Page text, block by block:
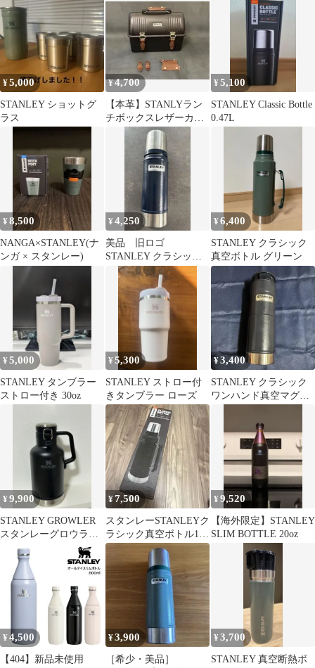
チ
¥5,000
STANLEY ショットグ
ラス
¥4,700
【本革】STANLYラン
チボックスレザーカバ
ー レザーカスタム
ランチボックス
¥5,100
STANLEY Classic Bottle
0.47L
¥8,500
NANGA×STANLEY(ナ
ンガ × スタンレー)
¥4,250
美品 旧ロゴ
STANLEY クラシック
真空ボトル 0.5L
¥6,400
STANLEY クラシック
真空ボトル グリーン
¥5,000
STANLEY タンブラー
ストロー付き 30oz
¥5,300
STANLEY ストロー付
きタンブラー ローズ
¥3,400
STANLEY クラシック
ワンハンド真空マグ
¥9,900
STANLEY GROWLER
スタンレーグロウラー
ボトル ブラック
¥7,500
スタンレーSTANLEYク
ラシック真空ボトル1L
マットブラック 水筒
¥9,520
【海外限定】STANLEY
SLIM BOTTLE 20oz
¥4,500
【404】新品未使用
¥3,900
［希少・美品］
¥3,700
STANLEY 真空断熱ボ